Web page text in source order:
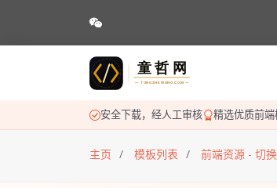
安全下载，经人工审核 精选优质前端
主页 模板列表 前端资源 - 切